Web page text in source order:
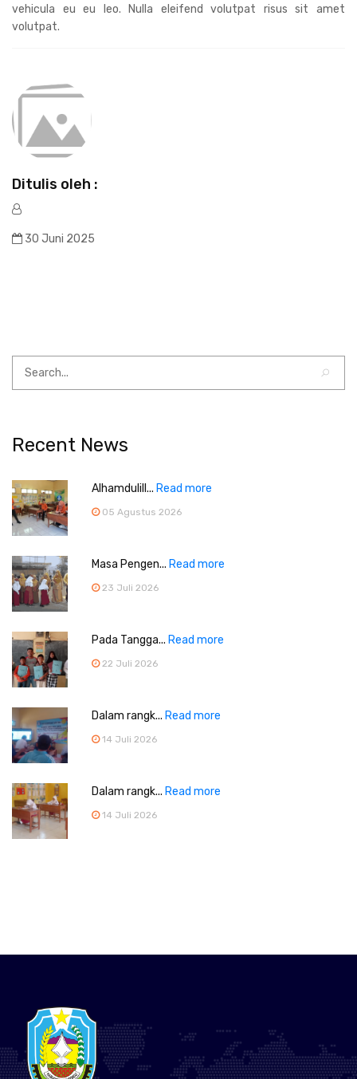
vehicula eu eu leo. Nulla eleifend volutpat risus sit amet
volutpat.
Ditulis oleh :
30 Juni 2025
Recent News
Alhamdulill... Read more
05 Agustus 2026
Masa Pengen... Read more
23 Juli 2026
Pada Tangga... Read more
22 Juli 2026
Dalam rangk... Read more
14 Juli 2026
Dalam rangk... Read more
14 Juli 2026